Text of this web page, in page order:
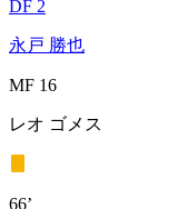
DF 2
永戸 勝也
MF 16
レオ ゴメス
66’